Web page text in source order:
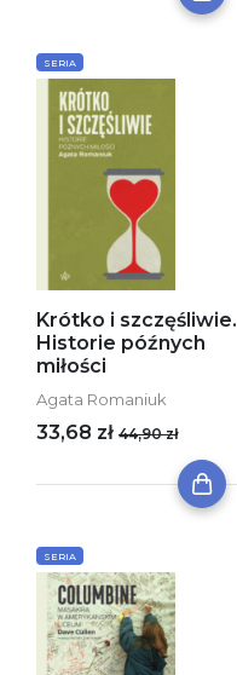
SERIA
Krótko i szczęśliwie.
Historie późnych
miłości
Agata Romaniuk
33,68 zł 44,90 zł
SERIA